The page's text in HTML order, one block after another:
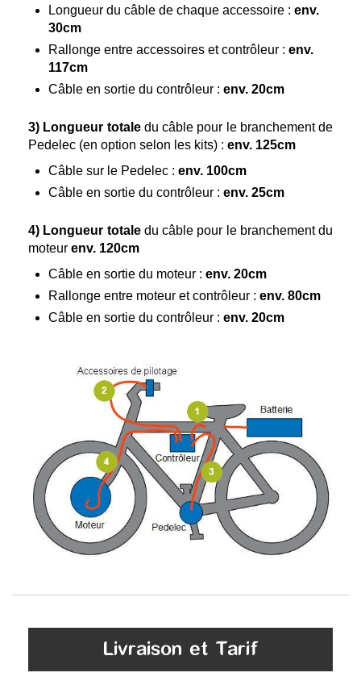
Longueur du câble de chaque accessoire : env.
30cm
Rallonge entre accessoires et contrôleur : env.
117cm
Câble en sortie du contrôleur : env. 20cm
3) Longueur totaledu câble pour le branchement de
Pedelec (en option selon les kits) : env. 125cm
Câble sur le Pedelec : env. 100cm
Câble en sortie du contrôleur : env. 25cm
4) Longueur totaledu câble pour le branchement du
moteur env. 120cm
Câble en sortie du moteur : env. 20cm
Rallonge entre moteur et contrôleur : env. 80cm
Câble en sortie du contrôleur : env. 20cm
Livraison et Tarif